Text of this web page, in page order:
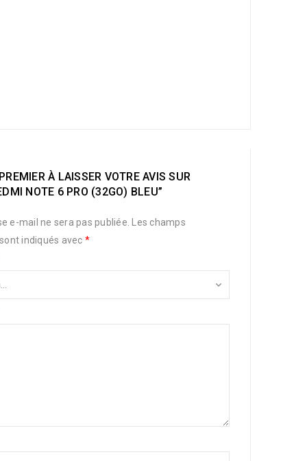
À LAISSER VOTRE AVIS SUR
NOTE 6 PRO (32GO) BLEU”
e-mail ne sera pas publiée.
Les champs
indiqués avec *